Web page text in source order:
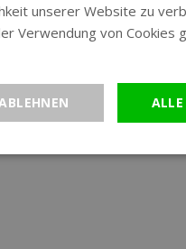
unserer Website zu
Verwendung von Cookies